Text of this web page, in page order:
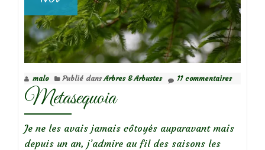
malo Publié dansArbres & Arbustes 11 commentaires
Metasequoia
Je ne les avais jamais côtoyés auparavant mais
depuis un an, j’admire au fil des saisons les